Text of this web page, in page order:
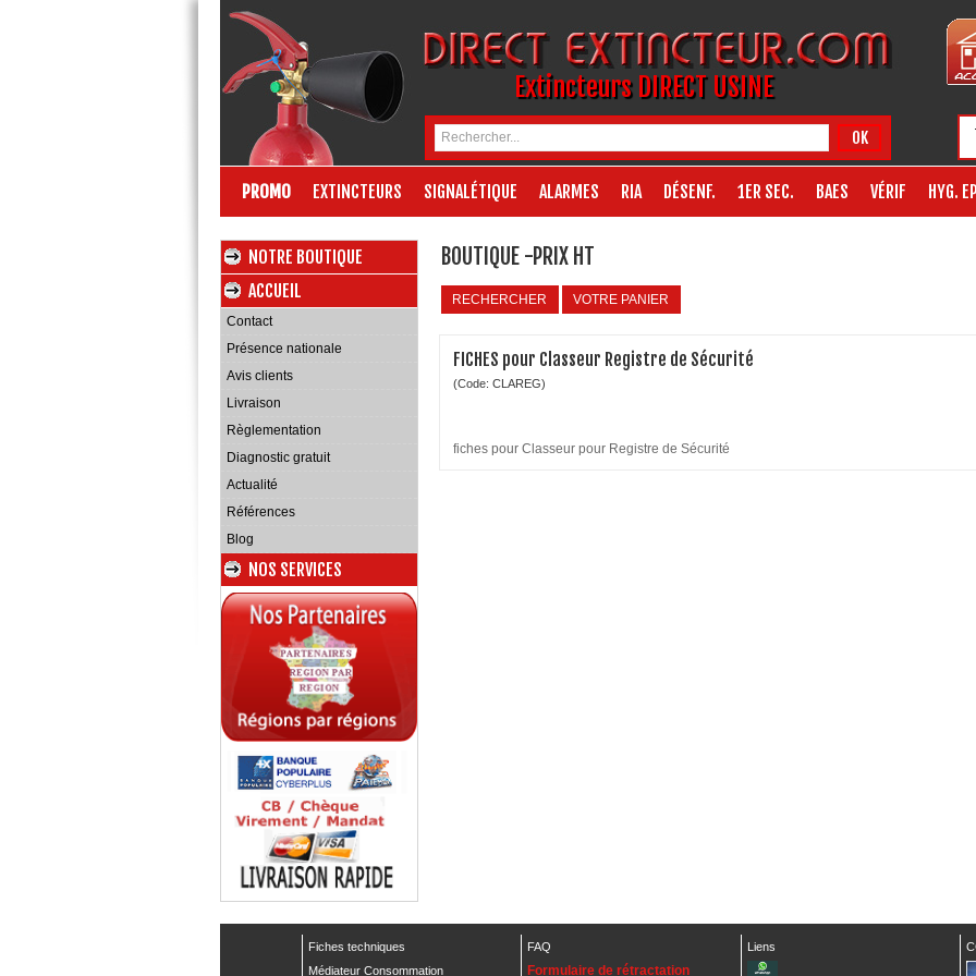
Extincteurs DIRECT USINE
OK
PROMO EXTINCTEURS SIGNALÉTIQUE ALARMES RIA DÉSENF. 1ER SEC. BAES VÉRIF HYG.
NOTRE BOUTIQUE
ACCUEIL
Contact
Présence nationale
Avis clients
Livraison
Règlementation
Diagnostic gratuit
Actualité
Références
Blog
NOS SERVICES
BOUTIQUE -PRIX HT
RECHERCHER VOTRE PANIER
FICHES pour Classeur Registre de Sécurité
(Code: CLAREG)
fiches pour Classeur pour Registre de Sécurité
Fiches techniques FAQ Liens
Médiateur Consommation
Formulaire de rétractation